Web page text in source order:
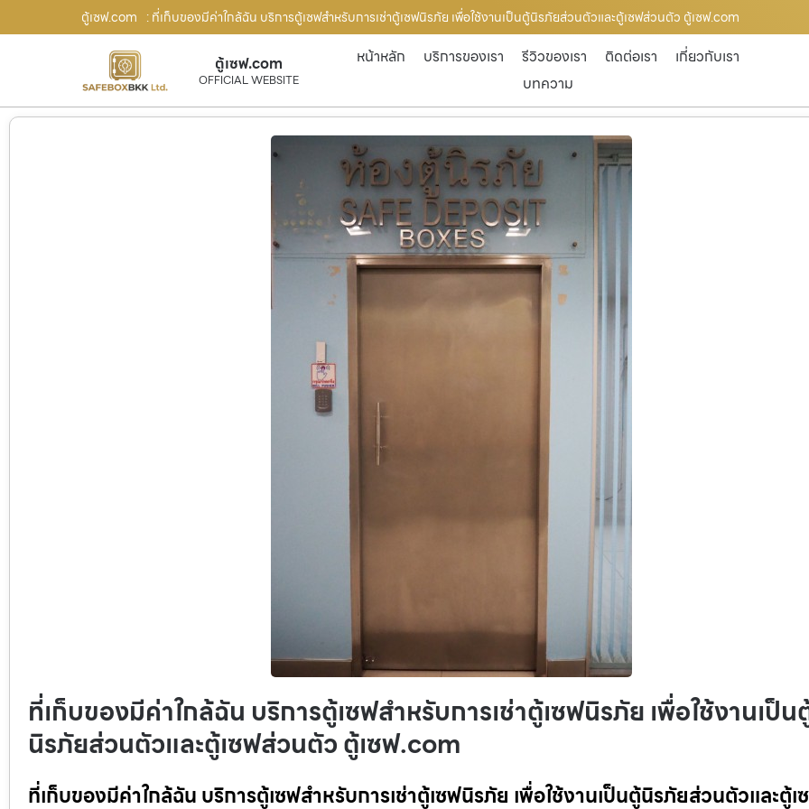
ตู้เซฟ.com : ที่เก็บของมีค่าใกล้ฉัน บริการตู้เซฟสำหรับการเช่าตู้เซฟนิรภัย เพื่อใช้งานเป็นตู้นิรภัยส่วนตัวและตู้เซฟส่วนตัว ตู้เซฟ.com
ตู้เซฟ.com
OFFICIAL WEBSITE
หน้าหลัก บริการของเรา รีวิวของเรา ติดต่อเรา
เกี่ยวกับเรา
บทความ
ที่เก็บของมีค่าใกล้ฉัน บริการตู้เซฟสำหรับการเช่าตู้เซฟนิรภัย เพื่อใช้งานเป็น
นิรภัยส่วนตัวและตู้เซฟส่วนตัว ตู้เซฟ.com
ที่เก็บของมีค่าใกล้ฉัน บริการตู้เซฟสำหรับการเช่าตู้เซฟนิรภัย เพื่อใช้งานเป็นตู้นิรภัยส่วนตัวและตู้